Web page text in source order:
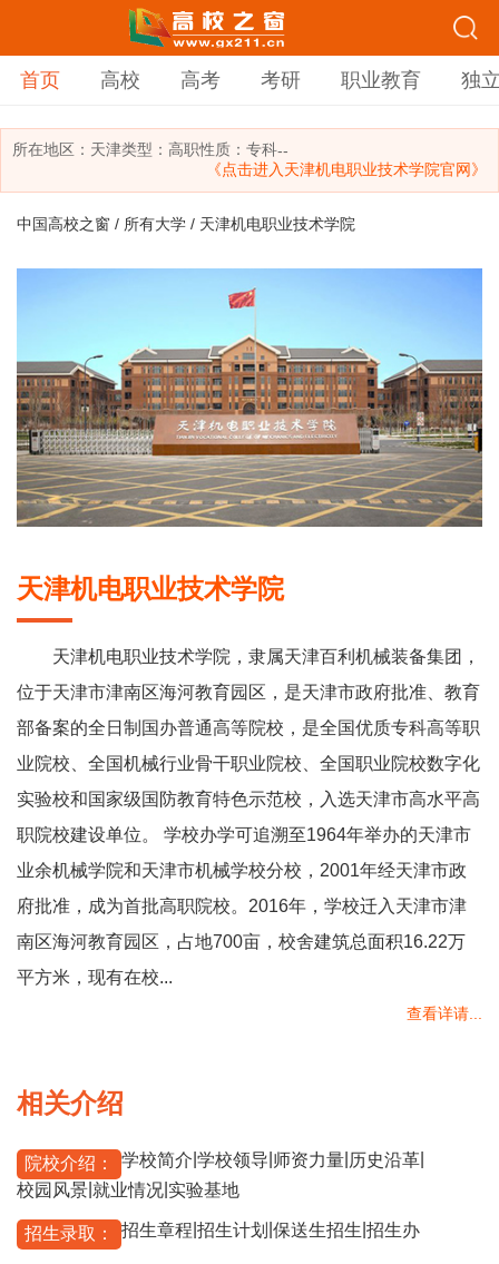
首页 高校 高考 考研 职业教育 独
所在地区： 天津类型： 高职性质：专科--
《点击进入天津机电职业技术学院官网》
中国高校之窗 / 所有大学 / 天津机电职业技术学院
天津机电职业技术学院
天津机电职业技术学院，隶属天津百利机械装备集团，
位于天津市津南区海河教育园区，是天津市政府批准、教育
部备案的全日制国办普通高等院校，是全国优质专科高等职
业院校、全国机械行业骨干职业院校、全国职业院校数字化
实验校和国家级国防教育特色示范校，入选天津市高水平高
职院校建设单位。 学校办学可追溯至1964年举办的天津市
业余机械学院和天津市机械学校分校，2001年经天津市政
府批准，成为首批高职院校。2016年，学校迁入天津市津
南区海河教育园区，占地700亩，校舍建筑总面积16.22万
平方米，现有在校...
查看详请...
相关介绍
院校介绍： 学校简介 学校领导 师资力量 历史沿革
校园风景 就业情况 实验基地
招生录取： 招生章程 招生计划 保送生招生 招生办